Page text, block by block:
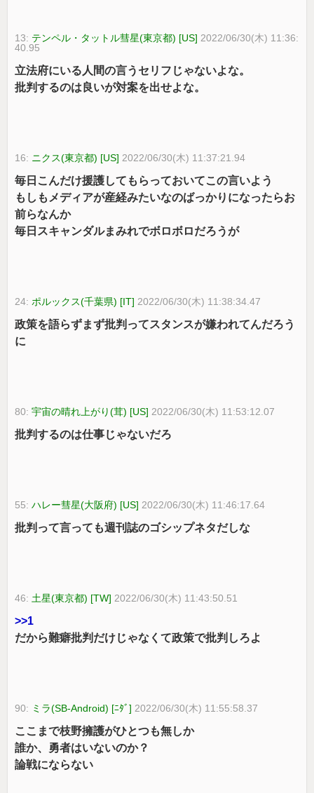
13: テンペル・タットル彗星(東京都) [US] 2022/06/30(木) 11:36:
40.95
立法府にいる人間の言うセリフじゃないよな。
批判するのは良いが対案を出せよな。
16: ニクス(東京都) [US] 2022/06/30(木) 11:37:21.94
毎日こんだけ援護してもらっておいてこの言いよう
もしもメディアが産経みたいなのばっかりになったらお
前らなんか
毎日スキャンダルまみれでボロボロだろうが
24: ポルックス(千葉県) [IT] 2022/06/30(木) 11:38:34.47
政策を語らずまず批判ってスタンスが嫌われてんだろう
に
80:宇宙の晴れ上がり(茸) [US] 2022/06/30(木) 11:53:12.07
批判するのは仕事じゃないだろ
55:ハレー彗星(大阪府) [US] 2022/06/30(木) 11:46:17.64
批判って言っても週刊誌のゴシップネタだしな
46: 土星(東京都) [TW] 2022/06/30(木) 11:43:50.51
>>1
だから難癖批判だけじゃなくて政策で批判しろよ
90: ミラ(SB-Android) [ﾆﾀﾞ] 2022/06/30(木) 11:55:58.37
ここまで枝野擁護がひとつも無しか
誰か、勇者はいないのか？
論戦にならない